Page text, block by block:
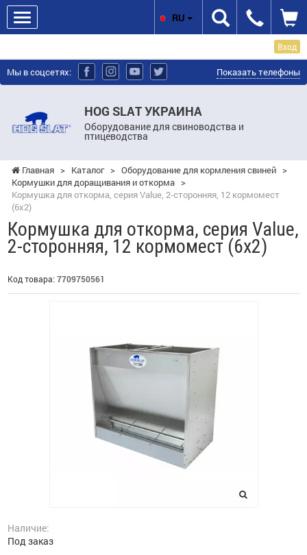
Вход
Мы в соцсетях: Показать телефоны
HOG SLAT УКРАИНА
Оборудование для свиноводства и
птицеводства
RU
Главная > Каталог > Оборудование для кормления свиней >
Кормушки для доращивания и откорма >
Кормушка для откорма, серия Value, 2-сторонняя, 12 кормомест
(6х2)
Кормушка для откорма, серия Value,
2-сторонняя, 12 кормомест (6х2)
Код товара: 7709750561
Наличие:
Под заказ